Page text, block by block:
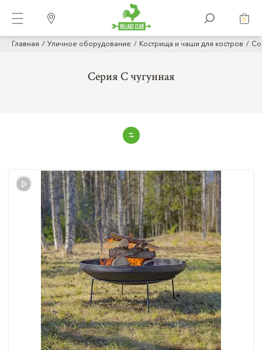
0
Главная Уличное оборудование Кострища и чаши для костров
Серия С чугунная